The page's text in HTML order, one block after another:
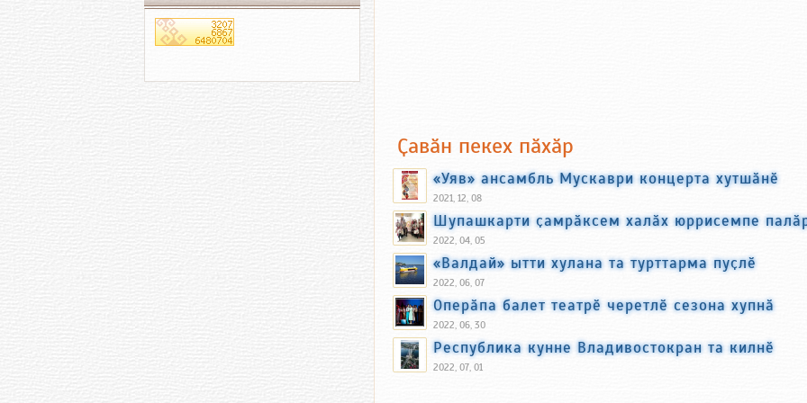
Ҫавӑн пекех пӑхӑр
«Уяв» ансамбль Мускаври концерта хутшӑнӗ
2021, 12, 08
Шупашкарти ҫамрӑксем халӑх юррисемпе
2022, 04, 05
«Валдай» ытти хулана та турттарма пуҫлӗ
2022, 06, 07
Оперӑпа балет театрӗ черетлӗ сезона хупнӑ
2022, 06, 30
Республика кунне Владивостокран та килнӗ
2022, 07, 01